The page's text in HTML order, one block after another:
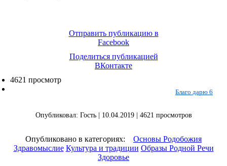
Отправить публикацию в
Facebook
Поделиться публикацией
ВКонтакте
4621 просмотр
Благо дарю 6
Опубликовал: Гость | 10.04.2019 | 4621 просмотров
Опубликовано в категориях: Основы Родобожия
Здравомыслие Культура и традиции Образы Родной Речи
Здоровье